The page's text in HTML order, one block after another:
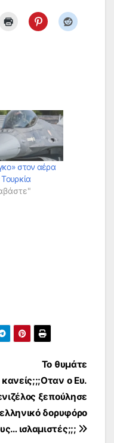
στον αέρα
Τουρκία
Το θυμάτε
κανείς;;;Οταν ο Ευ.
ξεπούλησε
δορυφόρο
ισλαμιστές;;;